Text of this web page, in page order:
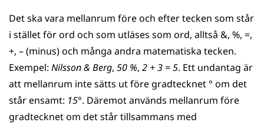
Det ska vara mellanrum före och efter tecken som står
i stället för ord och som utläses som ord, alltså &, %, =,
+, – (minus) och många andra matematiska tecken.
Exempel: Nilsson & Berg, 50 %, 2 + 3 = 5. Ett undantag är
att mellanrum inte sätts ut före gradtecknet ° om det
står ensamt: 15°. Däremot används mellanrum före
gradtecknet om det står tillsammans med